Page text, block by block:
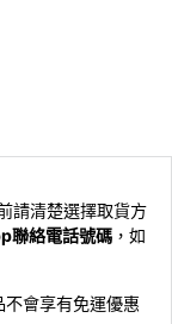
請清楚選擇取貨方
聯絡電話號碼 ，如
會享有免運優惠